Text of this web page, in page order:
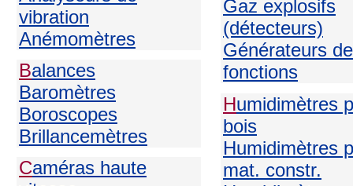
vibration
Anémomètres
Balances
Baromètres
Boroscopes
Brillancemètres
Caméras haute
Gaz explosifs
(détecteurs)
Générateurs de
fonctions
Humidimètres
bois
Humidimètres
mat. constr.